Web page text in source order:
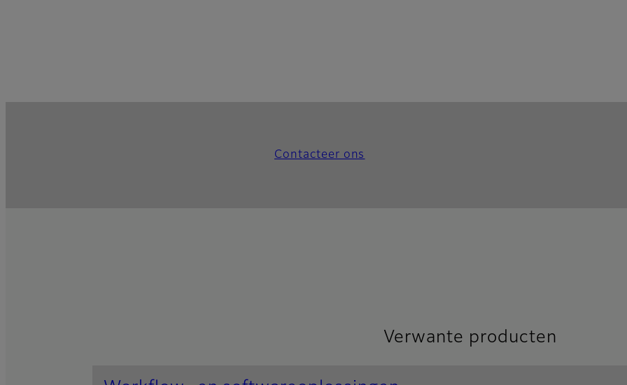
Contacteer ons
Verwante producten